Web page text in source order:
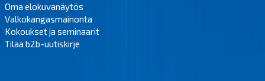
Oma elokuvanäytös
Valkokangasmainonta
Kokoukset ja seminaarit
Tilaa b2b-uutiskirje